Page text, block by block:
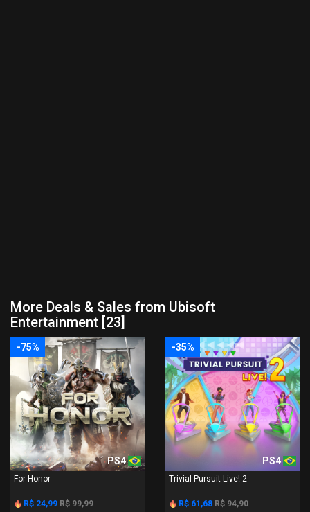
More Deals & Sales from Ubisoft
Entertainment [23]
-75%
PS4
For Honor
R$ 24,99 R$ 99,99
-35%
PS4
Trivial Pursuit Live! 2
R$ 61,68 R$ 94,90